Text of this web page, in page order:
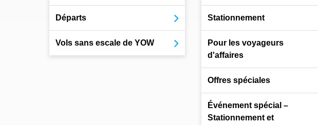
Départs
Vols sans escale de YOW
Stationnement
Pour les voyageurs
d'affaires
Offres spéciales
Événement spécial –
Stationnement et